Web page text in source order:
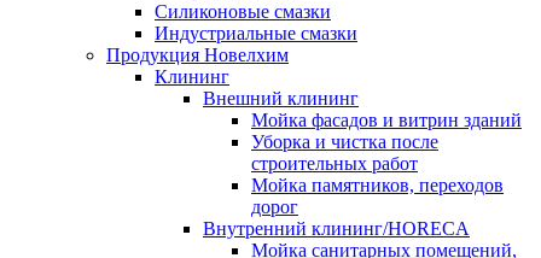
Силиконовые смазки
Индустриальные смазки
Продукция Новелхим
Клининг
Внешний клининг
Мойка фасадов и витрин зданий
Уборка и чистка после
строительных работ
Мойка памятников, переходов
дорог
Внутренний клининг/HORECA
Мойка санитарных помещений,